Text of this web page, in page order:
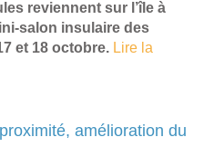
reviennent sur l’île à
salon insulaire des
et 18 octobre. Lire la
amélioration du